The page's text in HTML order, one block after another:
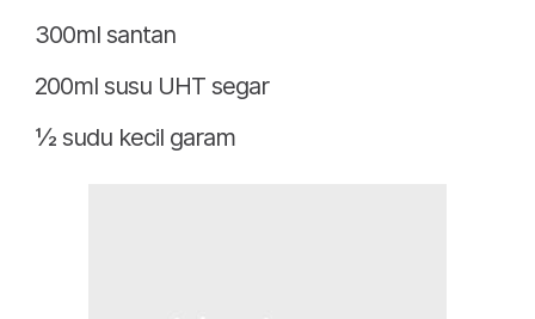
300ml santan
200ml susu UHT segar
½ sudu kecil garam